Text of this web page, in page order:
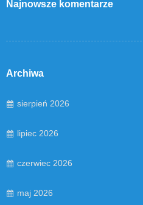
Najnowsze komentarze
Archiwa
sierpień 2026
lipiec 2026
czerwiec 2026
maj 2026